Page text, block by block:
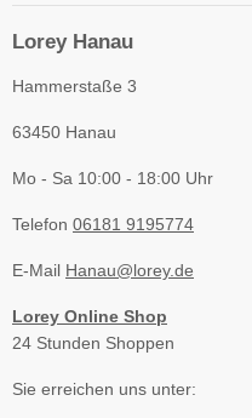
Lorey Hanau
Hammerstaße 3
63450 Hanau
Mo - Sa 10:00 - 18:00 Uhr
Telefon 06181 9195774
E-Mail Hanau@lorey.de
Lorey Online Shop
24 Stunden Shoppen
Sie erreichen uns unter: